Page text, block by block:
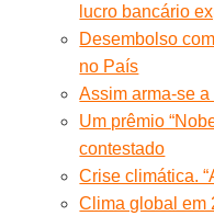
lucro bancário
Desembolso
no País
Assim arma-se
Um prêmio
contestado
Crise climática.
Clima global em